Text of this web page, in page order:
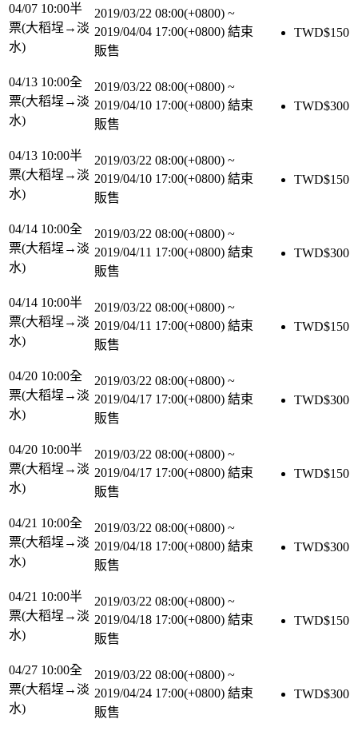
04/07 10:00半
票(大稻埕→淡
水)
2019/03/22 08:00(+0800) ~
2019/04/04 17:00(+0800) 結束
販售
TWD$150
04/13 10:00全
票(大稻埕→淡
水)
2019/03/22 08:00(+0800) ~
2019/04/10 17:00(+0800) 結束
販售
TWD$300
04/13 10:00半
票(大稻埕→淡
水)
2019/03/22 08:00(+0800) ~
2019/04/10 17:00(+0800) 結束
販售
TWD$150
04/14 10:00全
票(大稻埕→淡
水)
2019/03/22 08:00(+0800) ~
2019/04/11 17:00(+0800) 結束
販售
TWD$300
04/14 10:00半
票(大稻埕→淡
水)
2019/03/22 08:00(+0800) ~
2019/04/11 17:00(+0800) 結束
販售
TWD$150
04/20 10:00全
票(大稻埕→淡
水)
2019/03/22 08:00(+0800) ~
2019/04/17 17:00(+0800) 結束
販售
TWD$300
04/20 10:00半
票(大稻埕→淡
水)
2019/03/22 08:00(+0800) ~
2019/04/17 17:00(+0800) 結束
販售
TWD$150
04/21 10:00全
票(大稻埕→淡
水)
2019/03/22 08:00(+0800) ~
2019/04/18 17:00(+0800) 結束
販售
TWD$300
04/21 10:00半
票(大稻埕→淡
水)
2019/03/22 08:00(+0800) ~
2019/04/18 17:00(+0800) 結束
販售
TWD$150
04/27 10:00全
票(大稻埕→淡
水)
2019/03/22 08:00(+0800) ~
2019/04/24 17:00(+0800) 結束
販售
TWD$300